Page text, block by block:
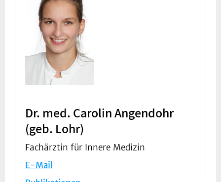
Dr. med. Carolin Angendohr
(geb. Lohr)
Fachärztin für Innere Medizin
E-Mail